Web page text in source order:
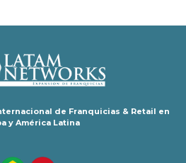
de Franquicias & Retail en
y América Latina